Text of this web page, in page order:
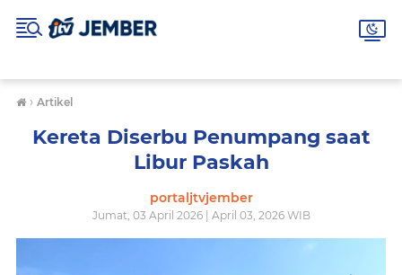
› Artikel
Kereta Diserbu Penumpang saat
Libur Paskah
portaljtvjember
Jumat, 03 April 2026 | April 03, 2026 WIB